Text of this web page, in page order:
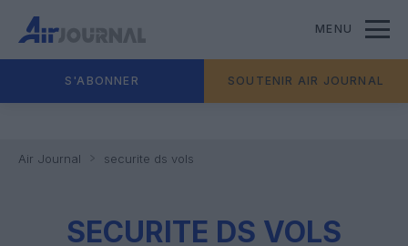
MENU
S'ABONNER SOUTENIR AIR JOURNAL
Air Journal securite ds vols
SECURITE DS VOLS